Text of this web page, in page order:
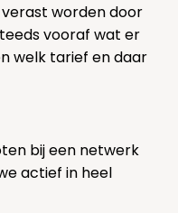
worden door
vooraf wat er
welk tarief en daar
bij een netwerk
actief in heel